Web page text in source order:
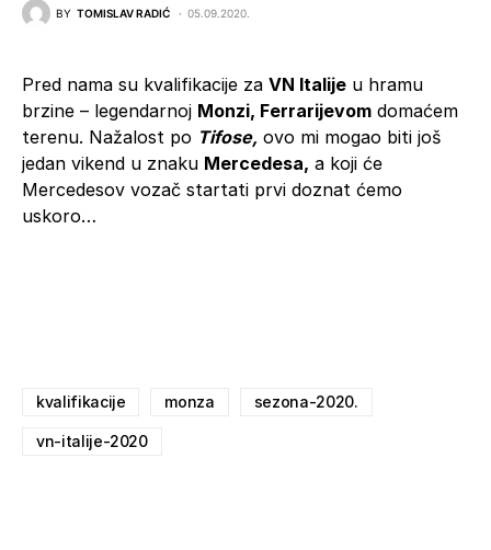
BY TOMISLAV RADIĆ 05.09.2020.
Pred nama su kvalifikacije za VN Italije u hramu
brzine – legendarnoj Monzi, Ferrarijevom domaćem
terenu. Nažalost po Tifose, ovo mi mogao biti još
jedan vikend u znaku Mercedesa, a koji će
Mercedesov vozač startati prvi doznat ćemo
uskoro…
kvalifikacije monza sezona-2020.
vn-italije-2020